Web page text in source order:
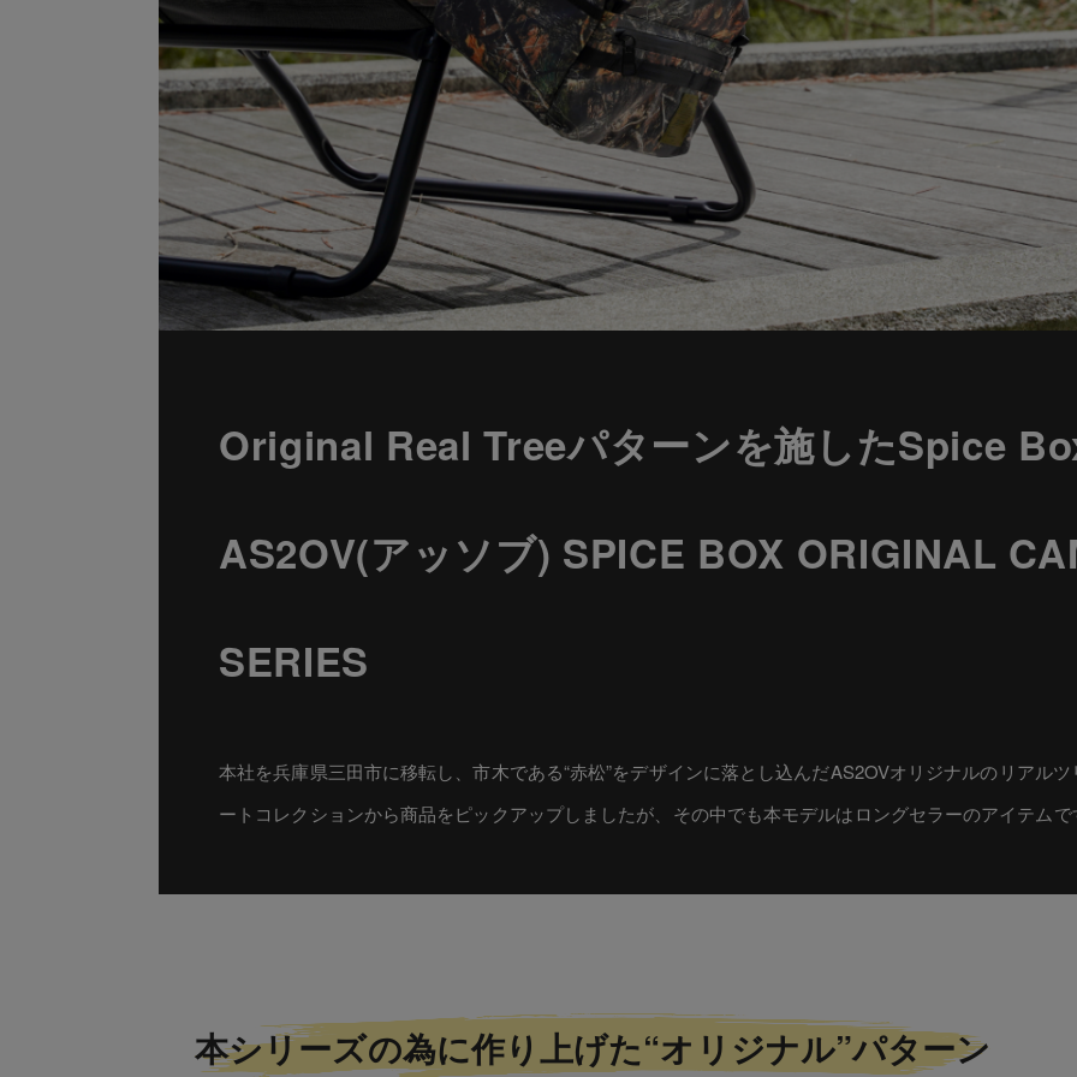
Original Real Treeパターンを施したSpice
AS2OV(アッソブ) SPICE BOX ORIGINAL
SERIES
本社を兵庫県三田市に移転し、市木である“赤松”をデザインに落とし込んだAS2OVオリジナルのリアル
ートコレクションから商品をピックアップしましたが、その中でも本モデルはロングセラーのアイテムで
本シリーズの為に作り上げた“オリジナル”パターン